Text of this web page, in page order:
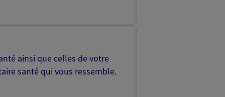
ainsi que celles de votre
santé qui vous ressemble.